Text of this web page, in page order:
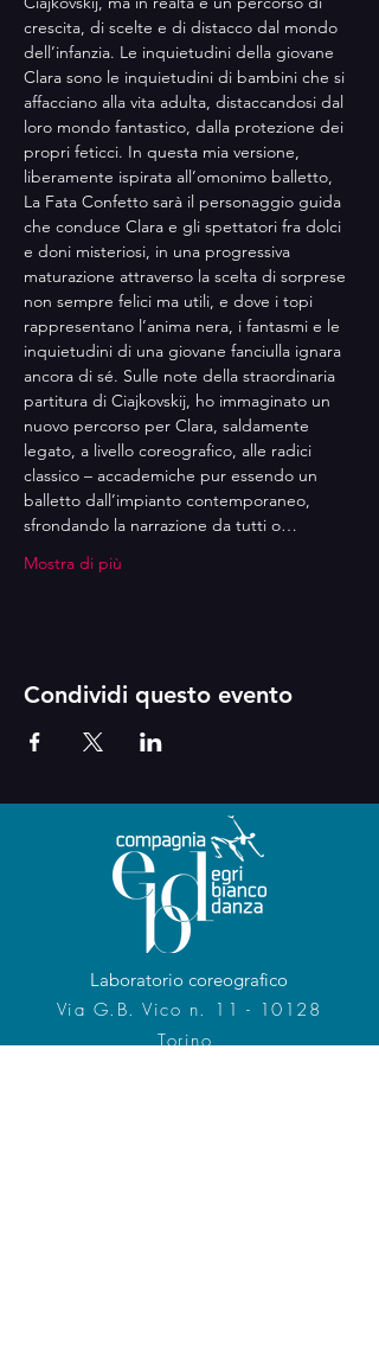
crescita, di scelte e di distacco dal mondo
dell’infanzia. Le inquietudini della giovane
Clara sono le inquietudini di bambini che si
affacciano alla vita adulta, distaccandosi dal
loro mondo fantastico, dalla protezione dei
propri feticci. In questa mia versione,
liberamente ispirata all’omonimo balletto,
La Fata Confetto sarà il personaggio guida
che conduce Clara e gli spettatori fra dolci
e doni misteriosi, in una progressiva
maturazione attraverso la scelta di sorprese
non sempre felici ma utili, e dove i topi
rappresentano l’anima nera, i fantasmi e le
inquietudini di una giovane fanciulla ignara
ancora di sé. Sulle note della straordinaria
partitura di Ciajkovskij, ho immaginato un
nuovo percorso per Clara, saldamente
legato, a livello coreografico, alle radici
classico – accademiche pur essendo un
balletto dall’impianto contemporaneo,
sfrondando la narrazione da tutti o…
Mostra di più
Condividi questo evento
Laboratorio coreografico
Via G.B. Vico n. 11 - 10128
Torino